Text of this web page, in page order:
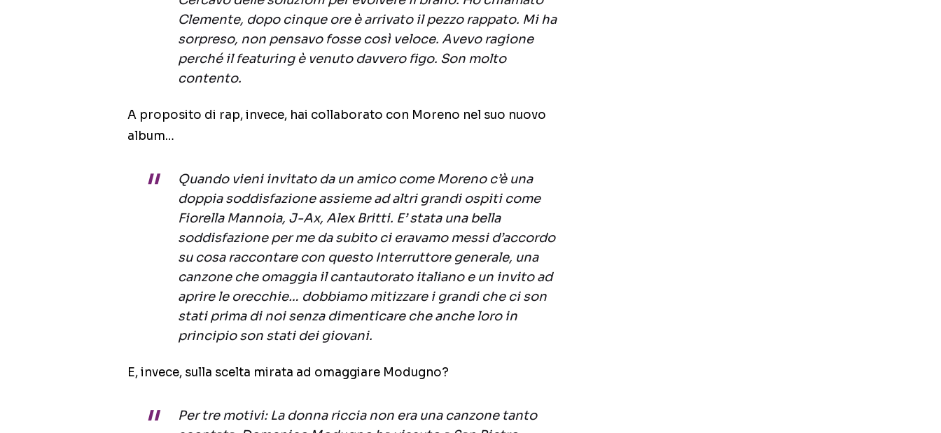
Clemente, dopo cinque ore è arrivato il pezzo rappato. Mi ha
sorpreso, non pensavo fosse così veloce. Avevo ragione
perché il featuring è venuto davvero figo. Son molto
contento.
A proposito di rap, invece, hai collaborato con Moreno nel suo nuovo
album…
Quando vieni invitato da un amico come Moreno c’è una
doppia soddisfazione assieme ad altri grandi ospiti come
Fiorella Mannoia, J-Ax, Alex Britti. E’ stata una bella
soddisfazione per me da subito ci eravamo messi d’accordo
su cosa raccontare con questo Interruttore generale, una
canzone che omaggia il cantautorato italiano e un invito ad
aprire le orecchie… dobbiamo mitizzare i grandi che ci son
stati prima di noi senza dimenticare che anche loro in
principio son stati dei giovani.
E, invece, sulla scelta mirata ad omaggiare Modugno?
Per tre motivi: La donna riccia non era una canzone tanto